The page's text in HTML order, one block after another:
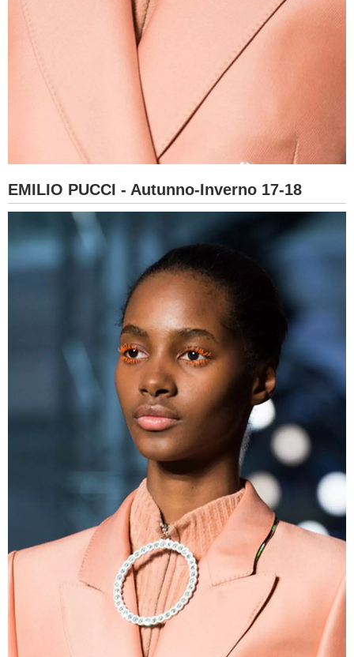
EMILIO PUCCI - Autunno-Inverno 17-18